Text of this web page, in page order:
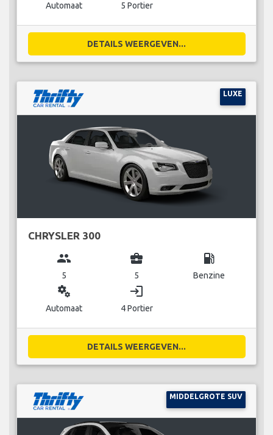
Automaat 5 Portier
DETAILS WEERGEVEN...
LUXE
CHRYSLER 300
group
5
business_center
5
local_gas_station
Benzine
miscellaneous_services
Automaat
login
4 Portier
DETAILS WEERGEVEN...
MIDDELGROTE SUV